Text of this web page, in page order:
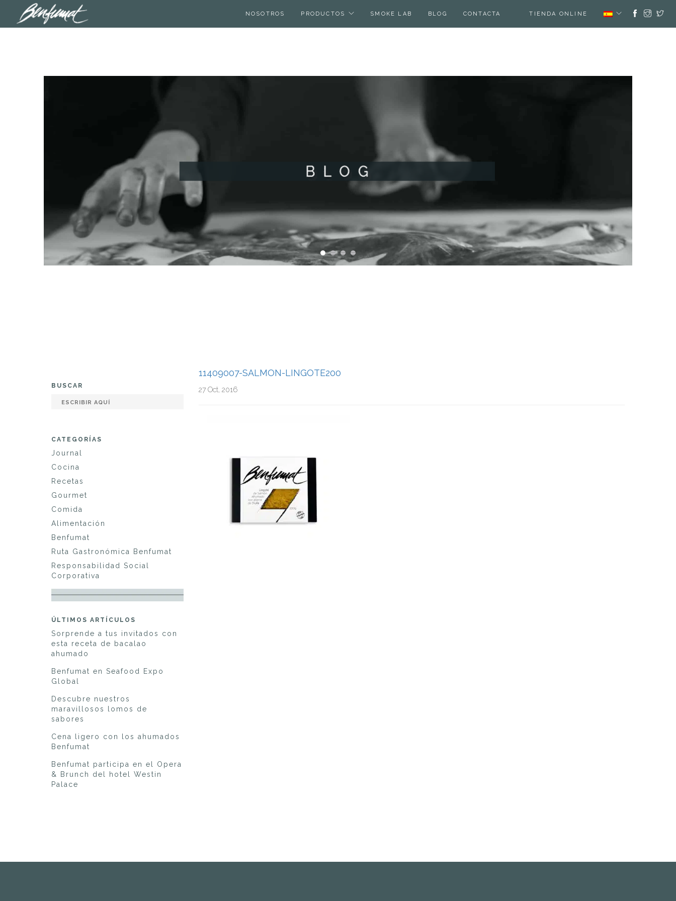
NOSOTROS PRODUCTOS SMOKE LAB BLOG CONTACTA TIENDA ONLINE
BUSCAR
CATEGORÍAS
Journal
Cocina
Recetas
Gourmet
Comida
Alimentación
Benfumat
Ruta Gastronómica Benfumat
Responsabilidad Social
Corporativa
ÚLTIMOS ARTÍCULOS
Sorprende a tus invitados con
esta receta de bacalao
ahumado
Benfumat en Seafood Expo
Global
Descubre nuestros
maravillosos lomos de
sabores
Cena ligero con los ahumados
Benfumat
Benfumat participa en el Opera
& Brunch del hotel Westin
Palace
11409007-SALMON-LINGOTE200
27 Oct, 2016